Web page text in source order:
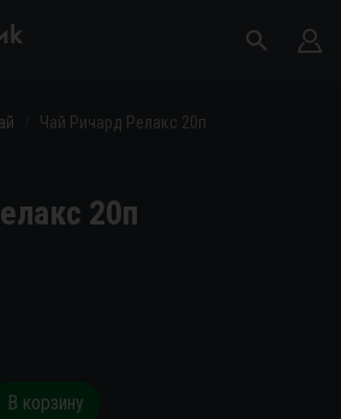
Чай Ричард Релакс 20п
20п
В корзину